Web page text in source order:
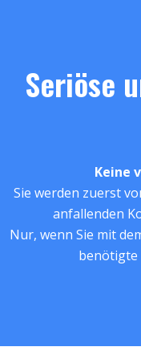
Seriöse
Keine
Sie werden zuerst
anfallenden
Nur, wenn Sie mit
benötigte